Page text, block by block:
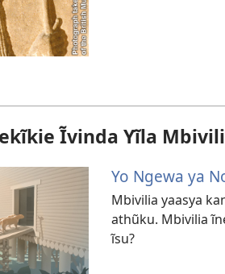
Ĩvinda Yĩla
Yo Ngewa ya
Mbivilia yaasya
athũku. Mbivilia
ĩsu?